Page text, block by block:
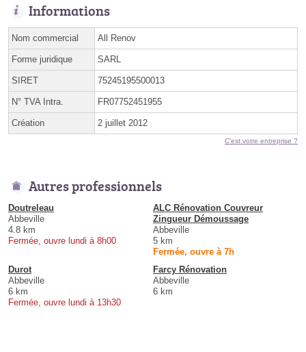
Informations
Nom commercial All Renov
Forme juridique SARL
SIRET 75245195500013
N° TVA Intra. FR07752451955
Création 2 juillet 2012
C'est votre entreprise ?
Autres professionnels
Doutreleau
Abbeville
4.8 km
Fermée, ouvre lundi à 8h00
ALC Rénovation Couvreur
Zingueur Démoussage
Abbeville
5 km
Fermée, ouvre à 7h
Durot
Abbeville
6 km
Fermée, ouvre lundi à 13h30
Farcy Rénovation
Abbeville
6 km